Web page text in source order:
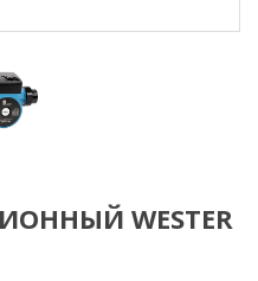
WESTER